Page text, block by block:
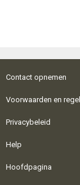
Contact opnemen
Voorwaarden en
Privacybeleid
Help
Hoofdpagina